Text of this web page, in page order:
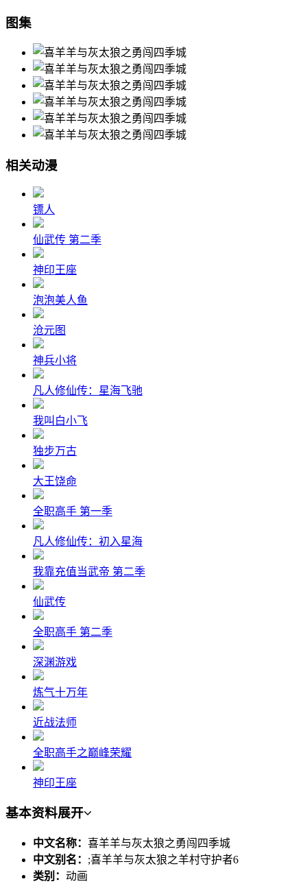
图集
相关动漫
镖人
仙武传 第二季
神印王座
泡泡美人鱼
沧元图
神兵小将
凡人修仙传：星海飞驰
我叫白小飞
独步万古
大王饶命
全职高手 第一季
凡人修仙传：初入星海
我靠充值当武帝 第二季
仙武传
全职高手 第二季
深渊游戏
炼气十万年
近战法师
全职高手之巅峰荣耀
神印王座
基本资料展开
中文名称： 喜羊羊与灰太狼之勇闯四季城
中文别名： ;喜羊羊与灰太狼之羊村守护者6
类别： 动画